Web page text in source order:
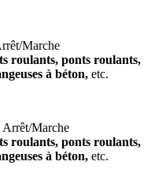
Marche
roulants, ponts roulants,
à béton, etc.
Arrêt/Marche
roulants, ponts roulants,
à béton, etc.